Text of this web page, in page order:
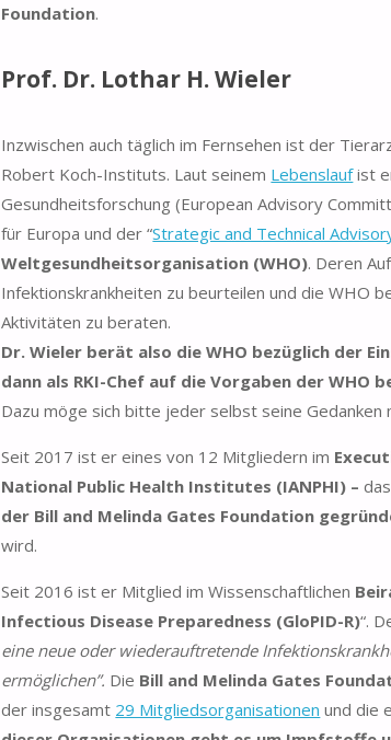
Foundation.
Prof. Dr. Lothar H. Wieler
Inzwischen auch täglich im Fernsehen ist der
Robert Koch-Instituts. Laut seinem Lebenslaufist
Gesundheitsforschung (European Advisory
für Europa und der “Strategic and Technical
Weltgesundheitsorganisation (WHO). Deren
Infektionskrankheiten zu beurteilen und die WHO
Aktivitäten zu beraten.
Dr. Wieler berät also die WHO bezüglich der
dann als RKI-Chef auf die Vorgaben der WHO
Dazu möge sich bitte jeder selbst seine Gedanken
Seit 2017 ist er eines von 12 Mitgliedern im
National Public Health Institutes (IANPHI) –
der Bill and Melinda Gates Foundation
wird.
Seit 2016 ist er Mitglied im Wissenschaftlichen
Infectious Disease Preparedness (GloPID-R)“.
eine neue oder wiederauftretende
ermöglichen”. Die Bill and Melinda Gates
der insgesamt 29 Mitgliedsorganisationen und die